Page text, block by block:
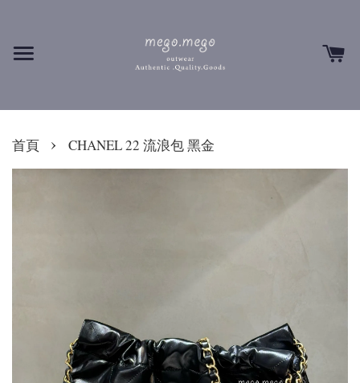
首頁 › CHANEL 22 流浪包 黑金